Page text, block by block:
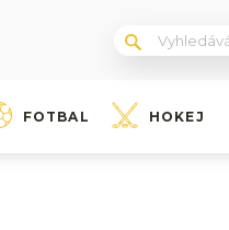
FOTBAL HOKEJ